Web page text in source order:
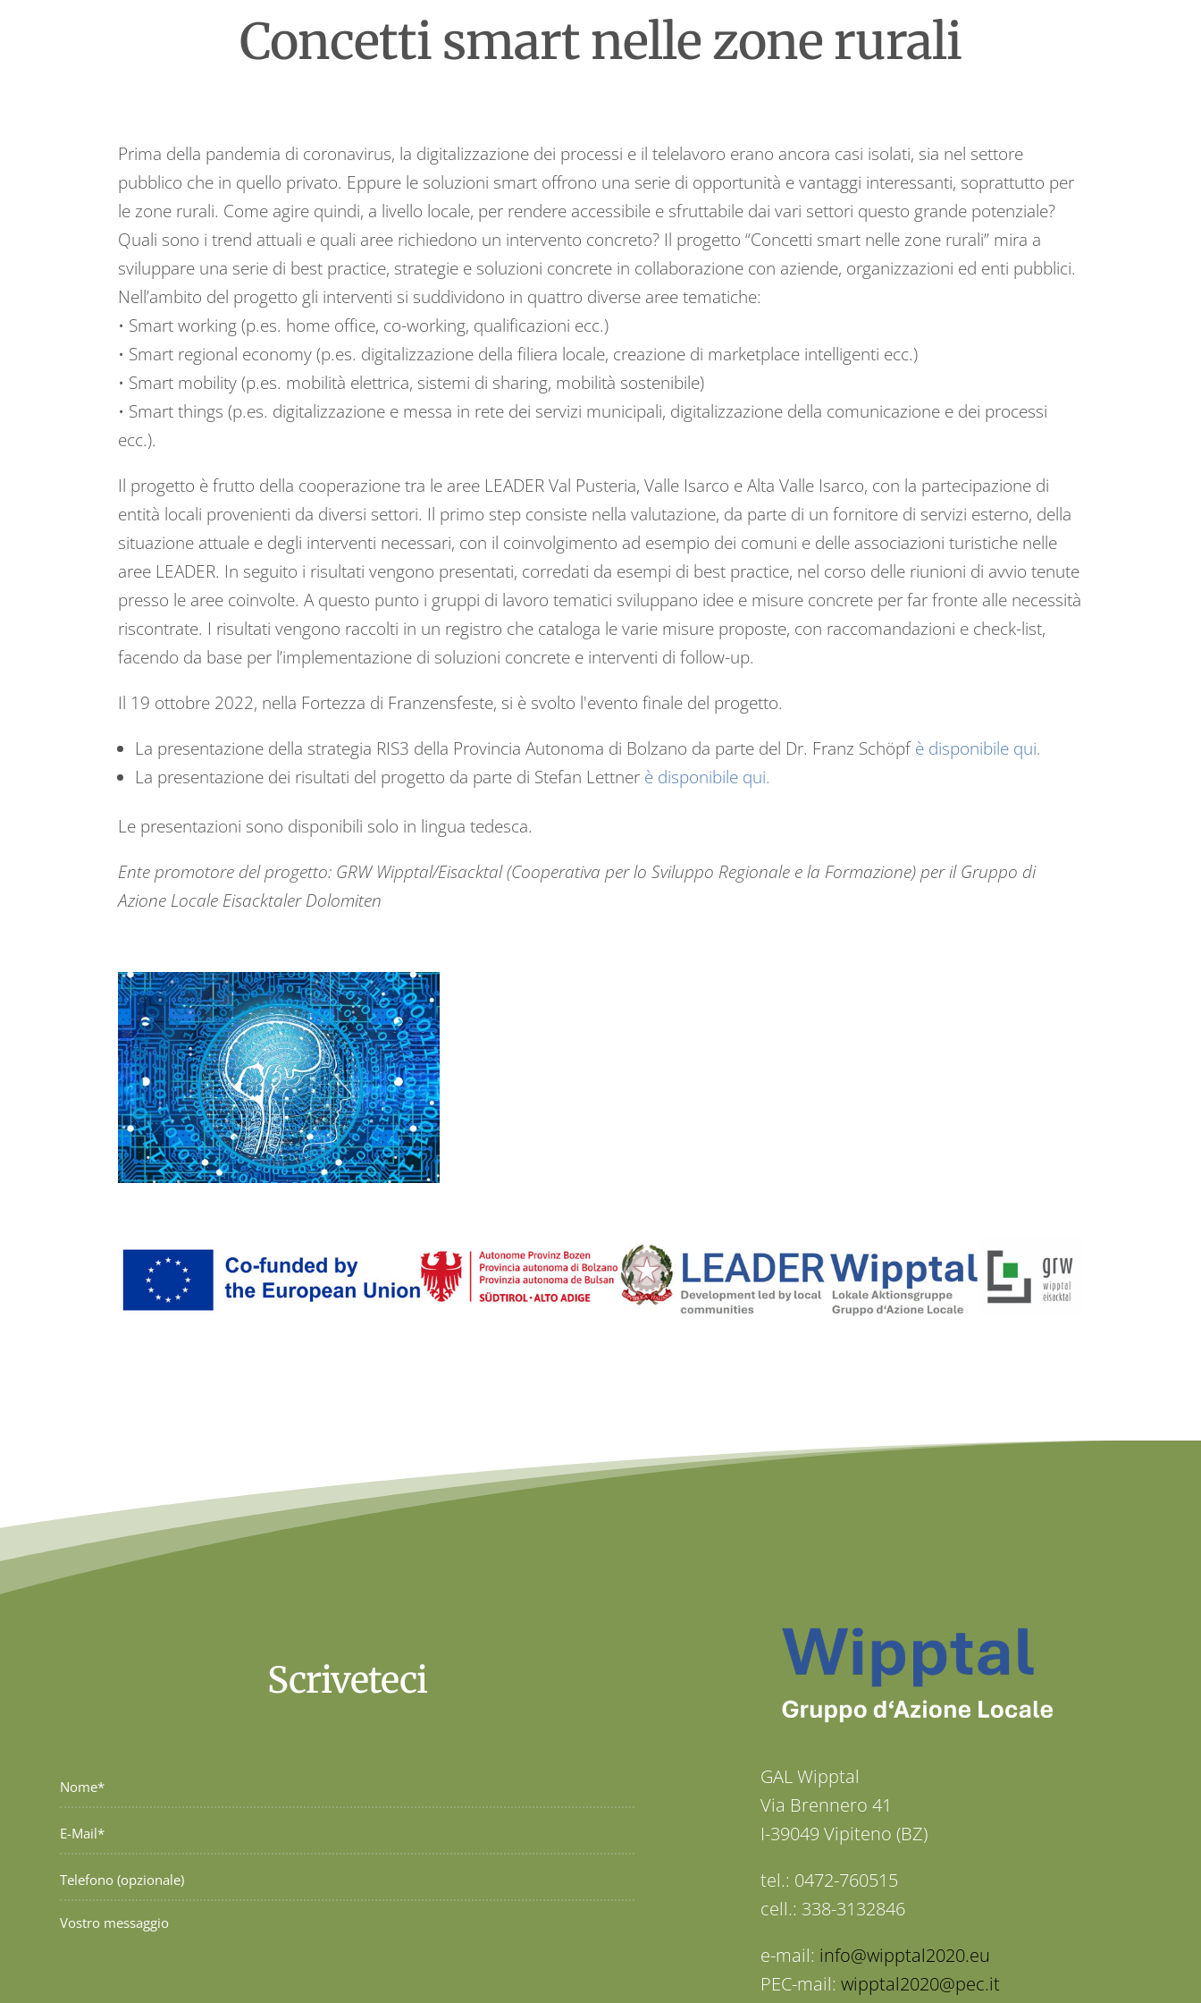
Concetti smart nelle zone rurali
Prima della pandemia di coronavirus, la digitalizzazione dei processi e il telelavoro erano ancora casi isolati, sia nel settore
pubblico che in quello privato. Eppure le soluzioni smart offrono una serie di opportunità e vantaggi interessanti, soprattutto per
le zone rurali. Come agire quindi, a livello locale, per rendere accessibile e sfruttabile dai vari settori questo grande potenziale?
Quali sono i trend attuali e quali aree richiedono un intervento concreto? Il progetto “Concetti smart nelle zone rurali” mira a
sviluppare una serie di best practice, strategie e soluzioni concrete in collaborazione con aziende, organizzazioni ed enti pubblici.
Nell’ambito del progetto gli interventi si suddividono in quattro diverse aree tematiche:
• Smart working (p.es. home office, co-working, qualificazioni ecc.)
• Smart regional economy (p.es. digitalizzazione della filiera locale, creazione di marketplace intelligenti ecc.)
• Smart mobility (p.es. mobilità elettrica, sistemi di sharing, mobilità sostenibile)
• Smart things (p.es. digitalizzazione e messa in rete dei servizi municipali, digitalizzazione della comunicazione e dei processi
ecc.).
Il progetto è frutto della cooperazione tra le aree LEADER Val Pusteria, Valle Isarco e Alta Valle Isarco, con la partecipazione di
entità locali provenienti da diversi settori. Il primo step consiste nella valutazione, da parte di un fornitore di servizi esterno, della
situazione attuale e degli interventi necessari, con il coinvolgimento ad esempio dei comuni e delle associazioni turistiche nelle
aree LEADER. In seguito i risultati vengono presentati, corredati da esempi di best practice, nel corso delle riunioni di avvio tenute
presso le aree coinvolte. A questo punto i gruppi di lavoro tematici sviluppano idee e misure concrete per far fronte alle necessità
riscontrate. I risultati vengono raccolti in un registro che cataloga le varie misure proposte, con raccomandazioni e check-list,
facendo da base per l’implementazione di soluzioni concrete e interventi di follow-up.
Il 19 ottobre 2022, nella Fortezza di Franzensfeste, si è svolto l'evento finale del progetto.
La presentazione della strategia RIS3 della Provincia Autonoma di Bolzano da parte del Dr. Franz Schöpfè disponibile qui.
La presentazione dei risultati del progetto da parte di Stefan Lettner è disponibile qui.
Le presentazioni sono disponibili solo in lingua tedesca.
Ente promotore del progetto: GRW Wipptal/Eisacktal (Cooperativa per lo Sviluppo Regionale e la Formazione) per il Gruppo di
Azione Locale Eisacktaler Dolomiten
Scriveteci
GAL Wipptal
Via Brennero 41
I-39049 Vipiteno (BZ)
tel.: 0472-760515
cell.: 338-3132846
e-mail: info@wipptal2020.eu
PEC-mail: wipptal2020@pec.it